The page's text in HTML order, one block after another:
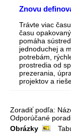
Znovu
Trávte viac
času
pomáha
jednoduchej a
potrebám,
prostredia od
prezerania,
projektov a
Zoradiť podľa:
Odporúčané
Obrázky